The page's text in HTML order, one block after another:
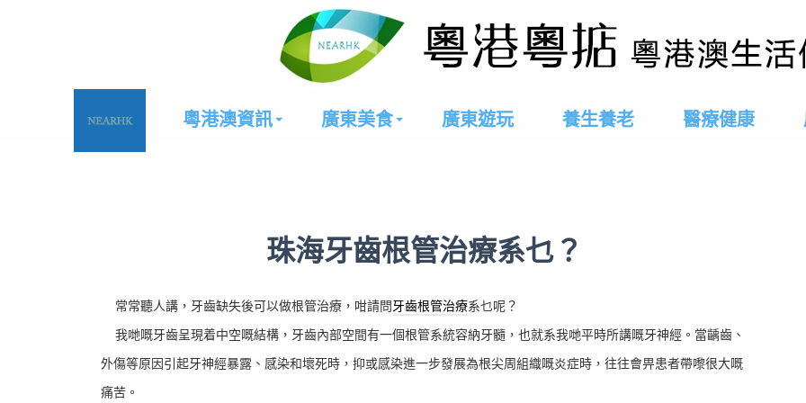
粵港澳資訊 廣東美食 廣東遊玩 養生養老 醫療健康
珠海牙齒根管治療系乜？
常常聽人講，牙齒缺失後可以做根管治療，咁請問牙齒根管治療系乜呢？
我哋嘅牙齒呈現着中空嘅結構，牙齒內部空間有一個根管系統容納牙髓，也就系我哋平時所講嘅牙神經。當齲齒、
外傷等原因引起牙神經暴露、感染和壞死時，抑或感染進一步發展為根尖周組織嘅炎症時，往往會畀患者帶嚟很大嘅
痛苦。